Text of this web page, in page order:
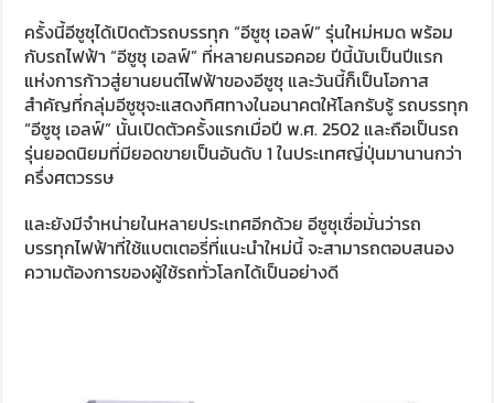
ครั้งนี้อีซูซุได้เปิดตัวรถบรรทุก “อีซูซุ เอลฟ์” รุ่นใหม่หมด พร้อม
กับรถไฟฟ้า “อีซูซุ เอลฟ์” ที่หลายคนรอคอย ปีนี้นับเป็นปีแรก
แห่งการก้าวสู่ยานยนต์ไฟฟ้าของอีซูซุ และวันนี้ก็เป็นโอกาส
สำคัญที่กลุ่มอีซูซุจะแสดงทิศทางในอนาคตให้โลกรับรู้ รถบรรทุก
“อีซูซุ เอลฟ์” นั้นเปิดตัวครั้งแรกเมื่อปี พ.ศ. 2502 และถือเป็นรถ
รุ่นยอดนิยมที่มียอดขายเป็นอันดับ 1 ในประเทศญี่ปุ่นมานานกว่า
ครึ่งศตวรรษ
และยังมีจำหน่ายในหลายประเทศอีกด้วย อีซูซุเชื่อมั่นว่ารถ
บรรทุกไฟฟ้าที่ใช้แบตเตอรี่ที่แนะนำใหม่นี้ จะสามารถตอบสนอง
ความต้องการของผู้ใช้รถทั่วโลกได้เป็นอย่างดี